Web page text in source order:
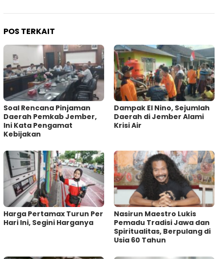
POS TERKAIT
‎Soal Rencana Pinjaman
Daerah Pemkab Jember,
Ini Kata Pengamat
Kebijakan ‎
Dampak El Nino, Sejumlah
Daerah di Jember Alami
Krisi Air
Harga Pertamax Turun Per
Hari Ini, Segini Harganya
‎Nasirun Maestro Lukis
Pemadu Tradisi Jawa dan
Spiritualitas, Berpulang di
Usia 60 Tahun